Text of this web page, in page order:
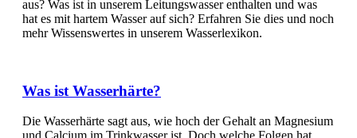
aus? Was ist in unserem Leitungswasser enthalten und was
hat es mit hartem Wasser auf sich? Erfahren Sie dies und noch
mehr Wissenswertes in unserem Wasserlexikon.
Was ist Wasserhärte?
Die Wasserhärte sagt aus, wie hoch der Gehalt an Magnesium